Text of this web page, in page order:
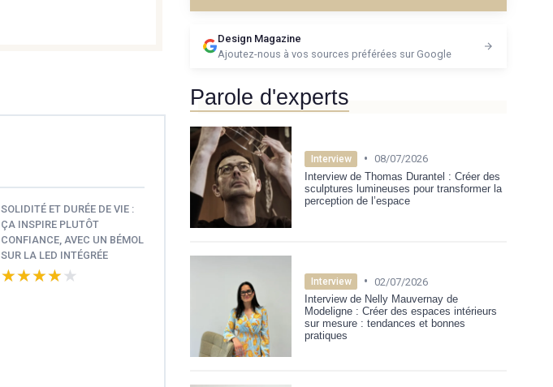
SOLIDITÉ ET DURÉE DE VIE :
ÇA INSPIRE PLUTÔT
CONFIANCE, AVEC UN BÉMOL
SUR LA LED INTÉGRÉE
★★★★★
★★★★★
Design Magazine
Ajoutez-nous à vos sources préférées sur Google
Parole d'experts
Interview • 08/07/2026
Interview de Thomas Durantel : Créer des
sculptures lumineuses pour transformer la
perception de l’espace
Interview • 02/07/2026
Interview de Nelly Mauvernay de
Modeligne : Créer des espaces intérieurs
sur mesure : tendances et bonnes
pratiques